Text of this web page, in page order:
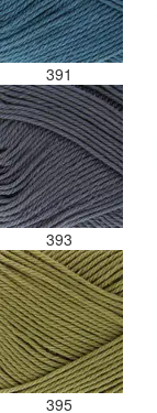
391
393
395